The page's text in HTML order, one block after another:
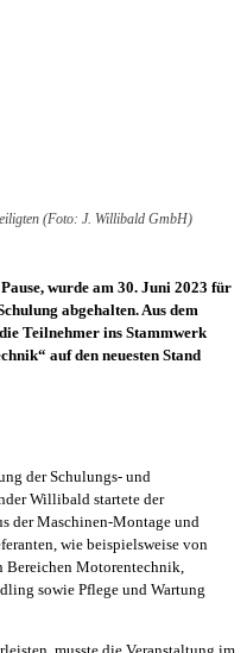
(Foto: J. Willibald GmbH)
wurde am 30. Juni 2023 für
abgehalten. Aus dem
Teilnehmer ins Stammwerk
auf den neuesten Stand
der Schulungs- und
Willibald startete der
der Maschinen-Montage und
wie beispielsweise von
Motorentechnik,
sowie Pflege und Wartung